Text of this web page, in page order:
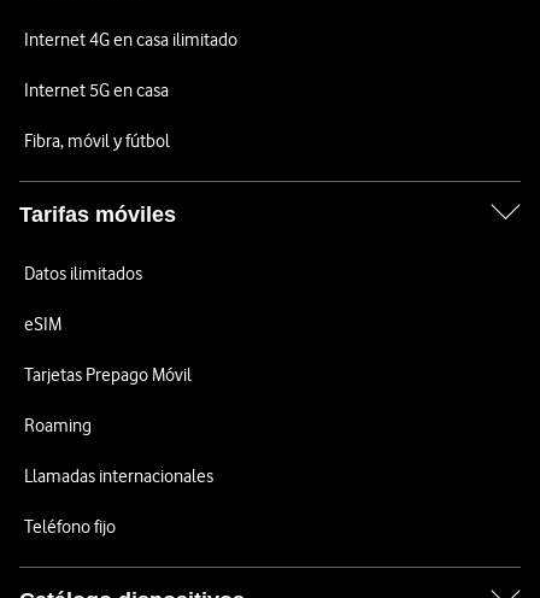
Internet 4G en casa ilimitado
Internet 5G en casa
Fibra, móvil y fútbol
Tarifas móviles
Datos ilimitados
eSIM
Tarjetas Prepago Móvil
Roaming
Llamadas internacionales
Teléfono fijo